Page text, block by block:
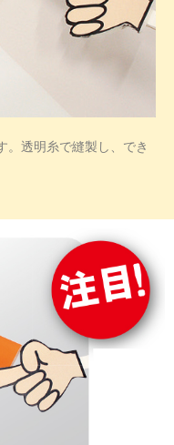
。透明糸で縫製し、でき